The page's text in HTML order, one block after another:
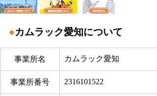
●カムラック愛知について
事業所名 カムラック愛知
事業所番号 2316101522